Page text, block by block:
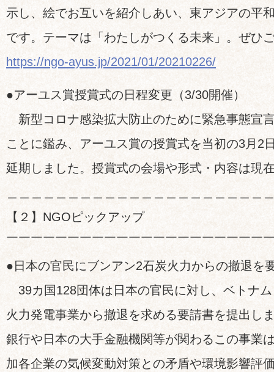
示し、絵でお互いを紹介しあい、東アジアの平
です。テーマは「わたしがつくる未来」。ぜひ
https://ngo-ayus.jp/2021/01/20210226/
●アーユス賞授賞式の日程変更（3/30開催）
新型コロナ感染拡大防止のために緊急事態宣
ことに鑑み、アーユス賞の授賞式を当初の3月2
延期しました。授賞式の会場や形式・内容は現
【２】NGOピックアップ
￣￣￣￣￣￣￣￣￣￣￣￣￣￣￣￣￣￣￣￣￣
●日本の官民にブンアン2石炭火力からの撤退を
39カ国128団体は日本の官民に対し、ベトナ
火力発電事業から撤退を求める要請書を提出し
銀行や日本の大手金融機関等が関わるこの事業
加各企業の気候変動対策との矛盾や環境影響評